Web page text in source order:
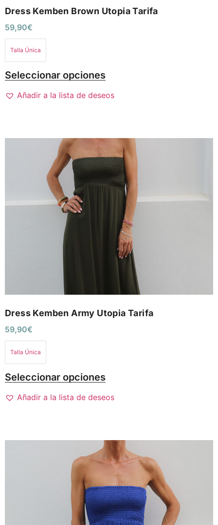
Dress Kemben Brown Utopia Tarifa
59,90€
Talla Única
Seleccionar opciones
Añadir a la lista de deseos
Dress Kemben Army Utopia Tarifa
59,90€
Talla Única
Seleccionar opciones
Añadir a la lista de deseos